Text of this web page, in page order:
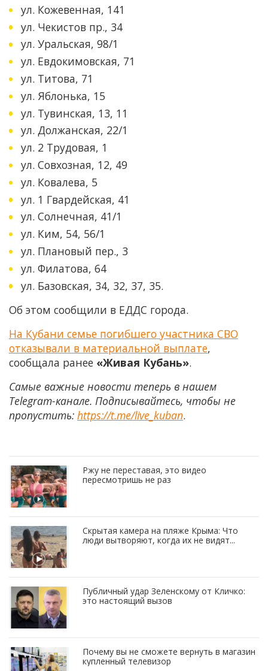
ул. Кожевенная, 141
ул. Чекистов пр., 34
ул. Уральская, 98/1
ул. Евдокимовская, 71
ул. Титова, 71
ул. Яблонька, 15
ул. Тувинская, 13, 11
ул. Должанская, 22/1
ул. 2 Трудовая, 1
ул. Совхозная, 12, 49
ул. Ковалева, 5
ул. 1 Гвардейская, 41
ул. Солнечная, 41/1
ул. Ким, 54, 56/1
ул. Плановый пер., 3
ул. Филатова, 64
ул. Базовская, 34, 32, 37, 35.
Об этом сообщили в ЕДДС города.
На Кубани семье погибшего участника СВО
отказывали в материальной выплате,
сообщала ранее «Живая Кубань».
Самые важные новости теперь в нашем
Telegram-канале. Подписывайтесь, чтобы не
пропустить: https://t.me/live_kuban.
Ржу не переставая, это видео
пересмотришь не раз
Скрытая камера на пляже Крыма: Что
люди вытворяют, когда их не видят...
Публичный удар Зеленскому от Кличко:
это настоящий вызов
Почему вы не сможете вернуть в магазин
купленный телевизор